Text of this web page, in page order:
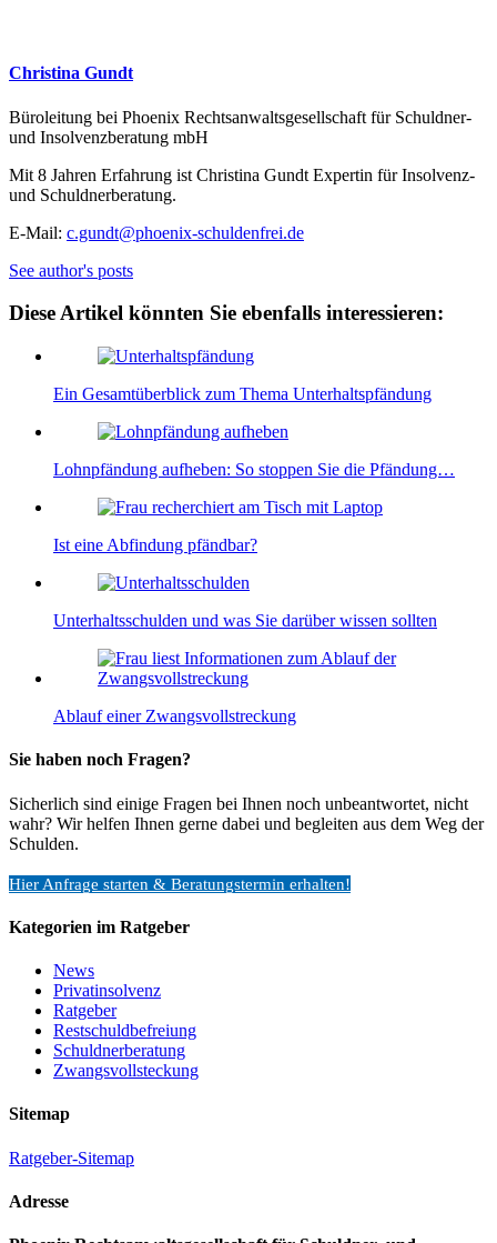
Christina Gundt
Büroleitung bei Phoenix Rechtsanwaltsgesellschaft für Schuldner-
und Insolvenzberatung mbH
Mit 8 Jahren Erfahrung ist Christina Gundt Expertin für Insolvenz-
und Schuldnerberatung.
E-Mail: c.gundt@phoenix-schuldenfrei.de
See author's posts
Diese Artikel könnten Sie ebenfalls interessieren:
Ein Gesamtüberblick zum Thema Unterhaltspfändung
Lohnpfändung aufheben: So stoppen Sie die Pfändung…
Ist eine Abfindung pfändbar?
Unterhaltsschulden und was Sie darüber wissen sollten
Ablauf einer Zwangsvollstreckung
Sie haben noch Fragen?
Sicherlich sind einige Fragen bei Ihnen noch unbeantwortet, nicht
wahr? Wir helfen Ihnen gerne dabei und begleiten aus dem Weg der
Schulden.
Hier Anfrage starten & Beratungstermin erhalten!
Kategorien im Ratgeber
News
Privatinsolvenz
Ratgeber
Restschuldbefreiung
Schuldnerberatung
Zwangsvollsteckung
Sitemap
Ratgeber-Sitemap
Adresse